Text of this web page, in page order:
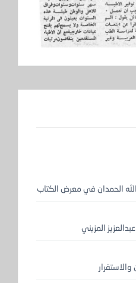
الحمدان في معرض الكتاب
المزيني